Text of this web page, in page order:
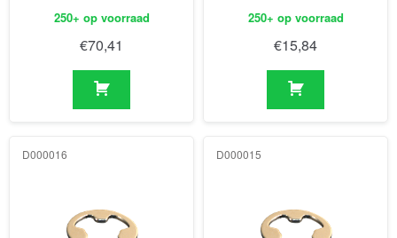
250+ op voorraad
€70,41
250+ op voorraad
€15,84
D000016 D000015